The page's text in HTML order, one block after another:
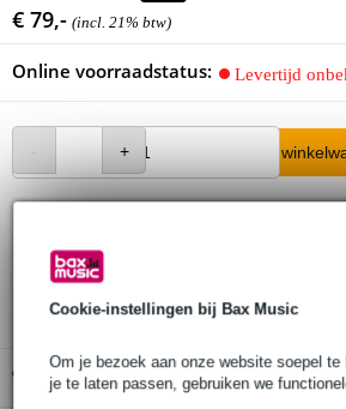
Cookie-instellingen bij Bax Music
Om je bezoek aan onze website soepel te
je te laten passen, gebruiken we
€ 79,- (incl. 21% btw)
Online voorraadstatus: Levertijd
In
3 jaar Bax Music garantie
Gratis ophalen in de winkel